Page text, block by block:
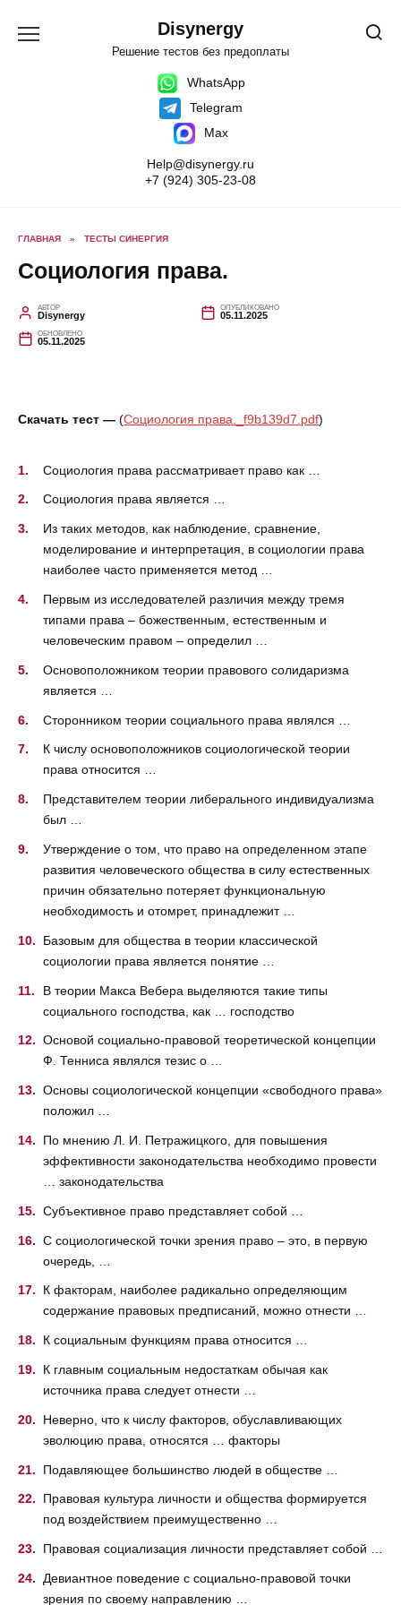
содержанию
Disynergy
Решение тестов без предоплаты
WhatsApp
Telegram
Max
Help@disynergy.ru
+7 (924) 305-23-08
ГЛАВНАЯ » ТЕСТЫ СИНЕРГИЯ
Социология права.
АВТОР
Disynergy
ОПУБЛИКОВАНО
05.11.2025
ОБНОВЛЕНО
05.11.2025
Скачать тест — (Социология права._f9b139d7.pdf)
Социология права рассматривает право как …
Социология права является …
Из таких методов, как наблюдение, сравнение,
моделирование и интерпретация, в социологии права
наиболее часто применяется метод …
Первым из исследователей различия между тремя
типами права – божественным, естественным и
человеческим правом – определил …
Основоположником теории правового солидаризма
является …
Сторонником теории социального права являлся …
К числу основоположников социологической теории
права относится …
Представителем теории либерального индивидуализма
был …
Утверждение о том, что право на определенном этапе
развития человеческого общества в силу естественных
причин обязательно потеряет функциональную
необходимость и отомрет, принадлежит …
Базовым для общества в теории классической
социологии права является понятие …
В теории Макса Вебера выделяются такие типы
социального господства, как … господство
Основой социально-правовой теоретической концепции
Ф. Тенниса являлся тезис о …
Основы социологической концепции «свободного права»
положил …
По мнению Л. И. Петражицкого, для повышения
эффективности законодательства необходимо провести
… законодательства
Субъективное право представляет собой …
С социологической точки зрения право – это, в первую
очередь, …
К факторам, наиболее радикально определяющим
содержание правовых предписаний, можно отнести …
К социальным функциям права относится …
К главным социальным недостаткам обычая как
источника права следует отнести …
Неверно, что к числу факторов, обуславливающих
эволюцию права, относятся … факторы
Подавляющее большинство людей в обществе …
Правовая культура личности и общества формируется
под воздействием преимущественно …
Правовая социализация личности представляет собой …
Девиантное поведение с социально-правовой точки
зрения по своему направлению …